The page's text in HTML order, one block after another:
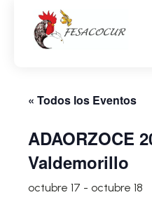
« Todos los Eventos
ADAORZOCE
Valdemorillo
octubre 17 - octubre 18